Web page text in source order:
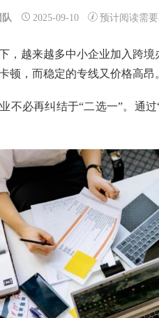
2025-09-10 预计阅读需
，越来越多中小企业加入跨
顿，而稳定的专线又价格高
不必再纠结于“二选一”。通